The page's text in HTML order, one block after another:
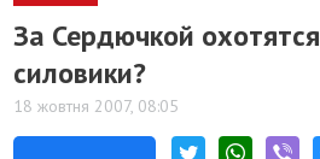
За Сердючкой
силовики?
18 жовтня 2007, 08:05